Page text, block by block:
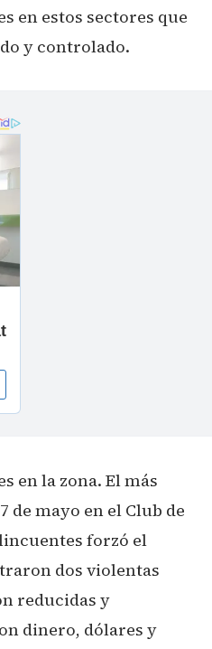
en estos sectores que
y controlado.
en la zona. El más
de mayo en el Club de
forzó el
dos violentas
reducidas y
dinero, dólares y